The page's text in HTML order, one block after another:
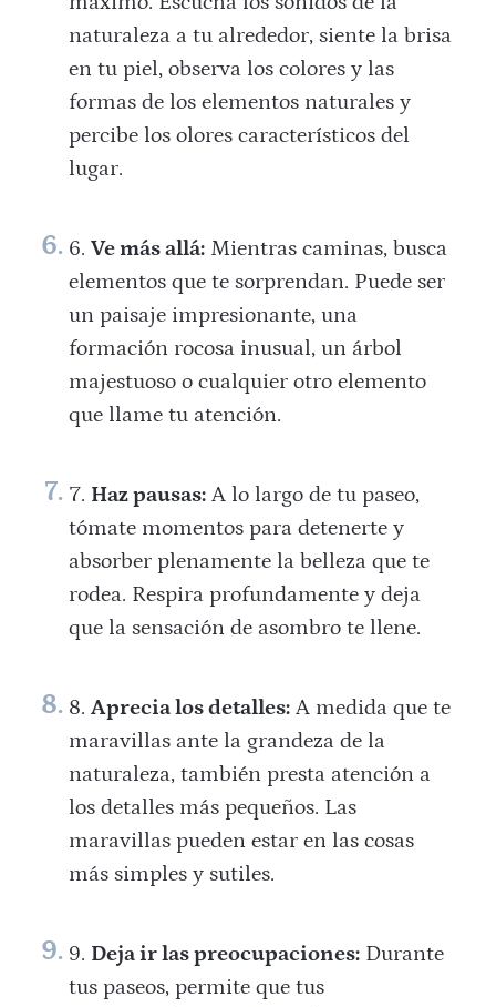
naturaleza a tu alrededor, siente la brisa
en tu piel, observa los colores y las
formas de los elementos naturales y
percibe los olores característicos del
lugar.
Ve más allá:Mientras caminas, busca
elementos que te sorprendan. Puede ser
un paisaje impresionante, una
formación rocosa inusual, un árbol
majestuoso o cualquier otro elemento
que llame tu atención.
Haz pausas:A lo largo de tu paseo,
tómate momentos para detenerte y
absorber plenamente la belleza que te
rodea. Respira profundamente y deja
que la sensación de asombro te llene.
Aprecia los detalles:A medida que te
maravillas ante la grandeza de la
naturaleza, también presta atención a
los detalles más pequeños. Las
maravillas pueden estar en las cosas
más simples y sutiles.
Deja ir las preocupaciones:Durante
tus paseos, permite que tus